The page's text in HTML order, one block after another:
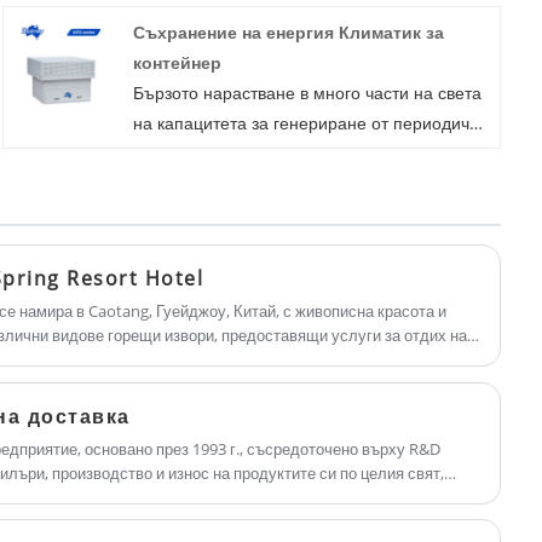
управление. Интелигентният WIFI и Alexa
гласов контрол е по избор. Добре дошли да
закупите преносим климатик 7K 9K 12K от
нас.
Съхранение на енергия Климатик за
контейнер
Бързото нарастване в много части на света
на капацитета за генериране от периодични
съхранение на енергия за електричество в
голям мащаб. Поради (желания или
наложен) нарастващ годишен дял на
електрическа енергия, произхождаща от
възобновяеми технологии, подлежащи на
вятърни), характеризиращи се с
относително ниски коефициенти на
натоварване, комбинираните инсталирани
Resort Hotel
намира в Caotang, Гуейджоу, Китай, с живописна красота и
видове горещи извори, предоставящи услуги за отдих на
на ежедневна топла вода за хотела през цялата година,
търговска термопомпа за гореща вода с въздушен източник
която с предимства на енергоспестяваща, лесна
доставка
основано през 1993 г., съсредоточено върху R&D
производство и износ на продуктите си по целия свят,